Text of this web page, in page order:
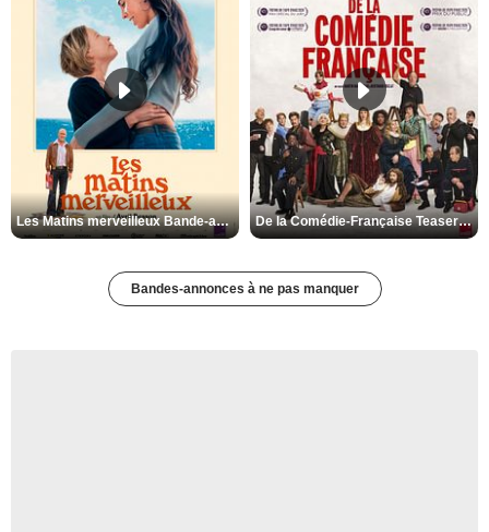
Les Matins merveilleux Bande-annonce VF De la Comédie-Française Teaser VF
Bandes-annonces à ne pas manquer